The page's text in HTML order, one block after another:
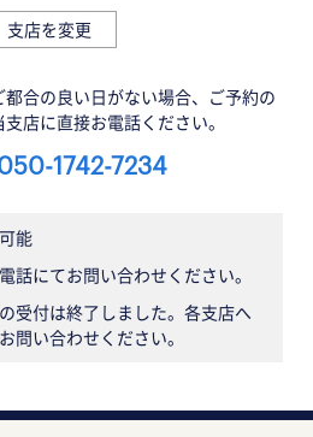
支店を変更
合の良い日がない場合、ご予約の
店に直接お電話ください。
1742-7234
能
話にてお問い合わせください。
受付は終了しました。各支店へ
問い合わせください。